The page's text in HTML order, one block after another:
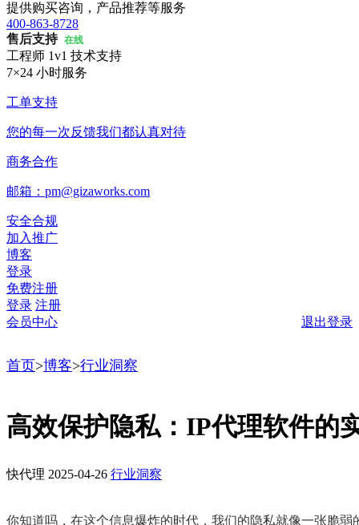
提供购买咨询，产品推荐等服务
400-863-8728
售后支持 在线
工程师 1v1 技术支持
7×24 小时服务
工单支持
您的每一次反馈我们都认真对待
商务合作
邮箱：pm@gizaworks.com
安全合规
加入推广
博客
登录
免费注册
登录 注册
会员中心
退出登录
首页>博客>行业洞察
高效保护隐私：IP代理软件的
快代理 2025-04-26 行业洞察
你知道吗，在这个信息爆炸的时代，我们的隐私就像一张脆